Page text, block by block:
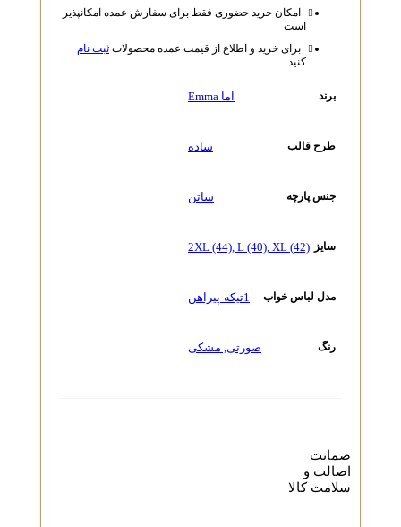
امکان خرید حضوری فقط برای سفارش عمده امکانپذیر
برای خرید و اطلاع از قیمت عمده محصولاتثبت نام
طرح قالب
جنس پارچه
2XL (44),L (40),XL (42)
مدل لباس خواب 1تیکه-پیراهن
صورتی,مشکی
ضمانت
اصالت و
سلامت کالا